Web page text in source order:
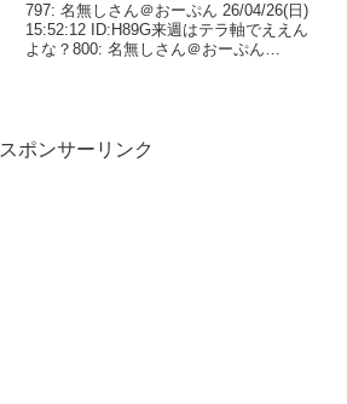
797: 名無しさん＠おーぷん 26/04/26(日)
15:52:12 ID:H89G来週はテラ軸でええん
よな？800: 名無しさん＠おーぷん
スポンサーリンク